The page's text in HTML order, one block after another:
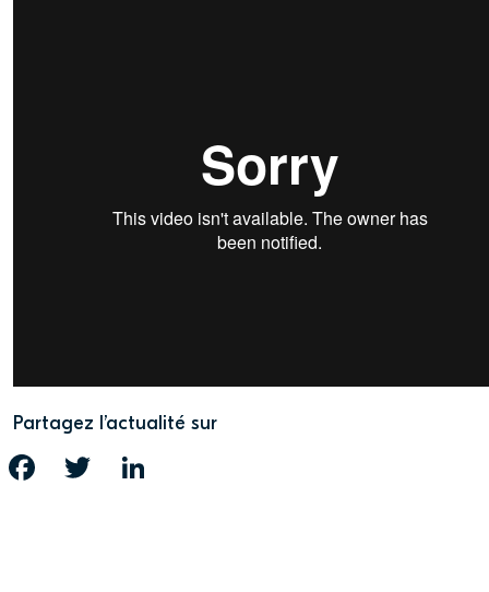
Partagez l’actualité sur
FACEBOOK TWITTER